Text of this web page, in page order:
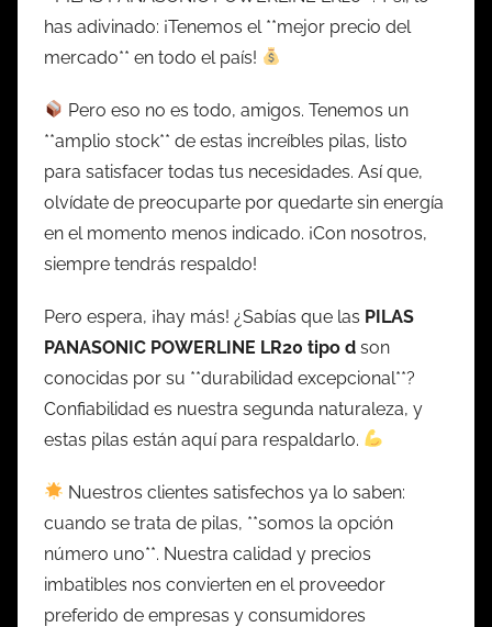
has adivinado: ¡Tenemos el **mejor precio del
mercado** en todo el país!
Pero eso no es todo, amigos. Tenemos un
**amplio stock** de estas increíbles pilas, listo
para satisfacer todas tus necesidades. Así que,
olvídate de preocuparte por quedarte sin energía
en el momento menos indicado. ¡Con nosotros,
siempre tendrás respaldo!
Pero espera, ¡hay más! ¿Sabías que las PILAS
PANASONIC POWERLINE LR20 tipo d son
conocidas por su **durabilidad excepcional**?
Confiabilidad es nuestra segunda naturaleza, y
estas pilas están aquí para respaldarlo.
Nuestros clientes satisfechos ya lo saben:
cuando se trata de pilas, **somos la opción
número uno**. Nuestra calidad y precios
imbatibles nos convierten en el proveedor
preferido de empresas y consumidores